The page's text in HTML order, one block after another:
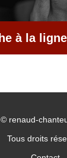
à la
© renaud-
Tous droits